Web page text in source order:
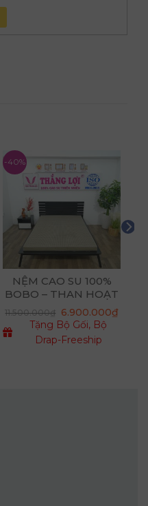
-40%
NỆM CAO SU 100%
BOBO – THAN HOẠT
TÍNH
11.500.000₫ 6.900.000₫
Tặng Bộ Gối, Bộ
Drap-Freeship